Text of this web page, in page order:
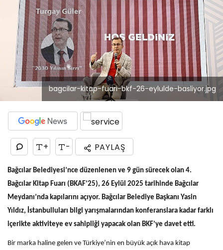
bagcilar-kitap-fuari-bkf-26-eylulde-basliyor.jpg
+ - PAYLAŞ
Bağcılar Belediyesi’nce düzenlenen ve 9 gün sürecek olan 4.
Bağcılar Kitap Fuarı (BKAF’25), 26 Eylül 2025 tarihinde Bağcılar
Meydanı’nda kapılarını açıyor. Bağcılar Belediye Başkanı Yasin
Yıldız, İstanbulluları bilgi yarışmalarından konferanslara kadar farklı
içerikte aktiviteye ev sahipliği yapacak olan BKF’ye davet etti.
Bir marka haline gelen ve Türkiye’nin en büyük açık hava kitap